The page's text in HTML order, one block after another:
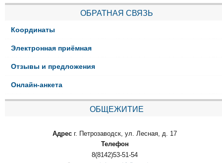
ОБРАТНАЯ СВЯЗЬ
Координаты
Электронная приёмная
Отзывы и предложения
Онлайн-анкета
ОБЩЕЖИТИЕ
Адрес г. Петрозаводск, ул. Лесная, д. 17
Телефон
8(8142)53-51-54